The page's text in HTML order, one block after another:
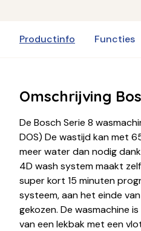
Productinfo Functies
Omschrijving
De Bosch Serie 8
DOS) De wastijd kan met
meer water dan nodig
4D wash system maakt
super kort 15 minuten
systeem, aan het einde
gekozen. De wasmachine
van een lekbak met een